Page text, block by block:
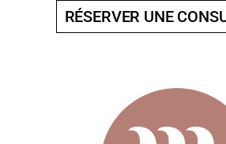
RÉSERVER UNE